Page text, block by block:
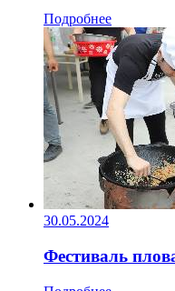
Подробнее
30.05.2024
Фестиваль